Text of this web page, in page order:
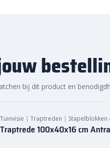
bij dit product en
Tuinvisie | Traptreden | Stapelblokken
Traptrede 100x40x16 cm